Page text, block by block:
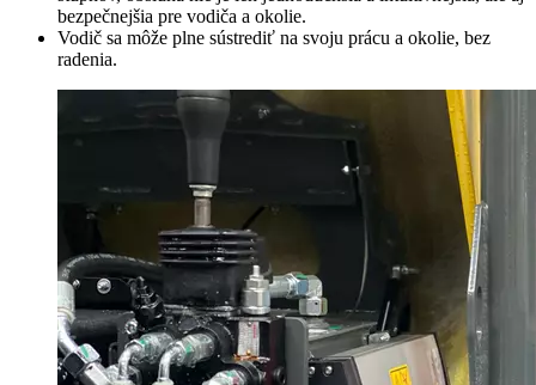
bezpečnejšia pre vodiča a okolie.
Vodič sa môže plne sústrediť na svoju prácu a okolie, bez
radenia.